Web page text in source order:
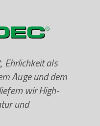
Ehrlichkeit als
Auge und dem
wir High-
und